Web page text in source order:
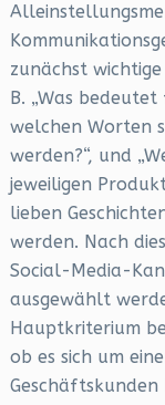
zunächst
B. „Was
welchen Worten
werden?“, und
jeweiligen
lieben
werden. Nach
Social-Media-
ausgewählt
Hauptkriterium
ob es sich um